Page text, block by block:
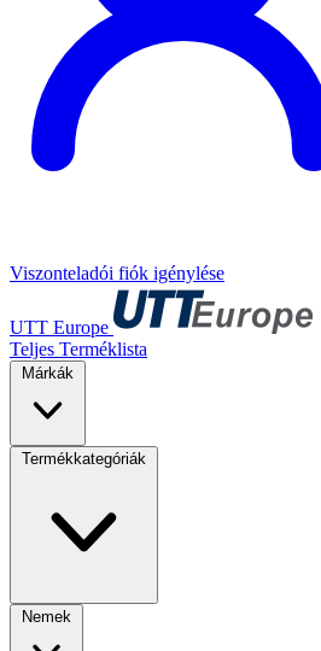
Viszonteladói fiók igénylése
UTT Europe
Teljes Terméklista
Márkák
Termékkategóriák
Nemek